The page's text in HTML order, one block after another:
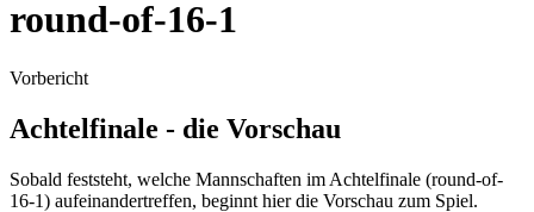
round-of-16-1
Vorbericht
Achtelfinale - die Vorschau
Sobald feststeht, welche Mannschaften im Achtelfinale (round-of-
16-1) aufeinandertreffen, beginnt hier die Vorschau zum Spiel.